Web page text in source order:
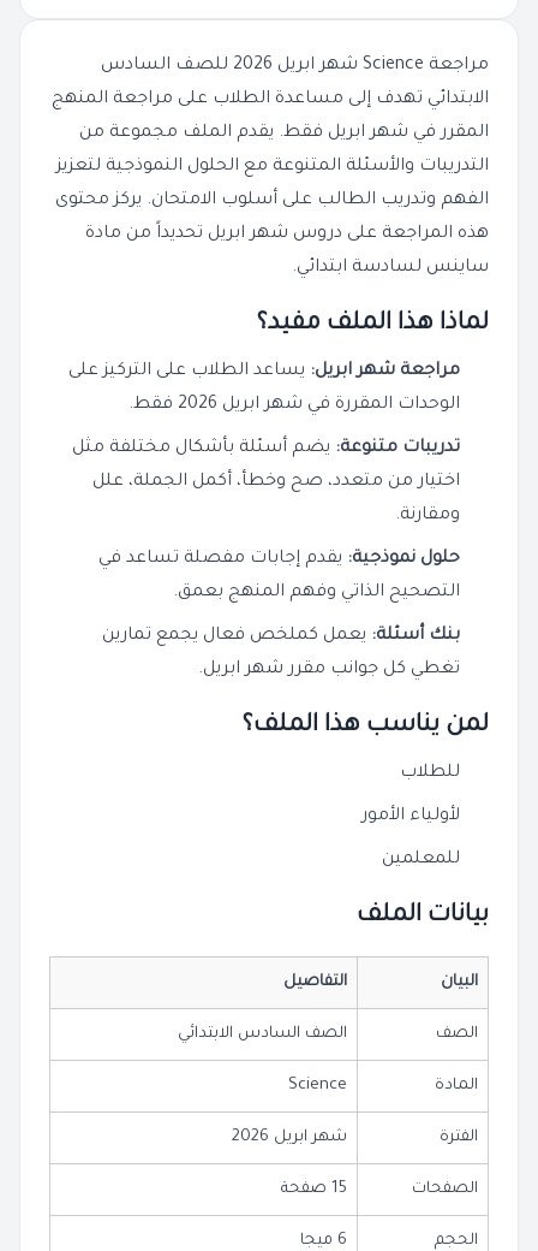
مراجعة Science شهر ابريل 2026 للصف السادس
الابتدائي تهدف إلى مساعدة الطلاب على مراجعة المنهج
المقرر في شهر ابريل فقط. يقدم الملف مجموعة من
التدريبات والأسئلة المتنوعة مع الحلول النموذجية لتعزيز
الفهم وتدريب الطالب على أسلوب الامتحان. يركز محتوى
هذه المراجعة على دروس شهر ابريل تحديداً من مادة
ساينس لسادسة ابتدائي.
لماذا هذا الملف مفيد؟
مراجعة شهر ابريل: يساعد الطلاب على التركيز على
الوحدات المقررة في شهر ابريل 2026 فقط.
تدريبات متنوعة: يضم أسئلة بأشكال مختلفة مثل
اختيار من متعدد، صح وخطأ، أكمل الجملة، علل
ومقارنة.
حلول نموذجية: يقدم إجابات مفصلة تساعد في
التصحيح الذاتي وفهم المنهج بعمق.
بنك أسئلة: يعمل كملخص فعال يجمع تمارين
تغطي كل جوانب مقرر شهر ابريل.
لمن يناسب هذا الملف؟
للطلاب
لأولياء الأمور
للمعلمين
بيانات الملف
البيان التفاصيل
الصف الصف السادس الابتدائي
المادة Science
الفترة شهر ابريل 2026
الصفحات 15 صفحة
الحجم 6 ميجا